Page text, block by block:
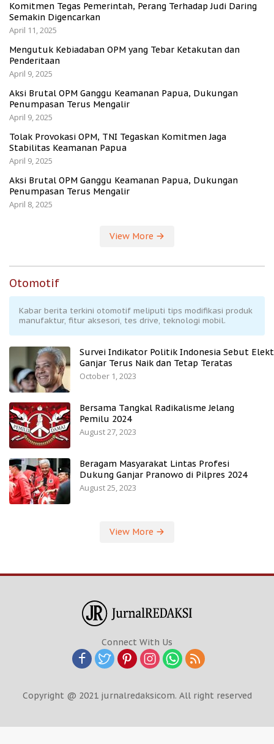
Komitmen Tegas Pemerintah, Perang Terhadap Judi Daring
Semakin Digencarkan
April 11, 2025
Mengutuk Kebiadaban OPM yang Tebar Ketakutan dan
Penderitaan
April 9, 2025
Aksi Brutal OPM Ganggu Keamanan Papua, Dukungan
Penumpasan Terus Mengalir
April 9, 2025
Tolak Provokasi OPM, TNI Tegaskan Komitmen Jaga
Stabilitas Keamanan Papua
April 9, 2025
Aksi Brutal OPM Ganggu Keamanan Papua, Dukungan
Penumpasan Terus Mengalir
April 8, 2025
View More
Otomotif
Kabar berita terkini otomotif meliputi tips modifikasi produk
manufaktur, fitur aksesori, tes drive, teknologi mobil.
Survei Indikator Politik Indonesia Sebut
Ganjar Terus Naik dan Tetap Teratas
October 1, 2023
Bersama Tangkal Radikalisme Jelang
Pemilu 2024
August 27, 2023
Beragam Masyarakat Lintas Profesi
Dukung Ganjar Pranowo di Pilpres 2024
August 25, 2023
View More
Connect With Us
Copyright @ 2021 jurnalredaksicom. All right reserved